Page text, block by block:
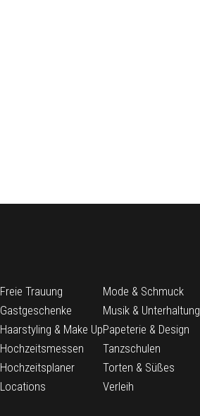
Freie Trauung
Gastgeschenke
Haarstyling & Make Up
Hochzeitsmessen
Hochzeitsplaner
Locations
Mode & Schmuck
Musik & Unterhaltung
Papeterie & Design
Tanzschulen
Torten & Süßes
Verleih